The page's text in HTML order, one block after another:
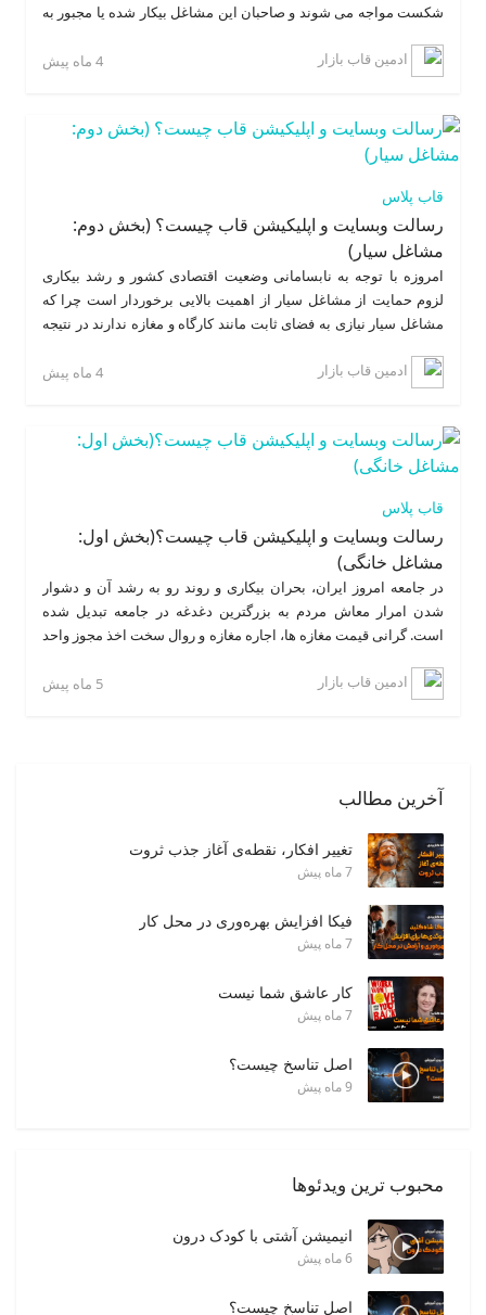
آخرین مطالب
تغییر افکار، نقطه‌ی آغاز جذب ثروت
7 ماه پیش
فیکا افزایش بهره‌وری در محل کار
7 ماه پیش
کار عاشق شما نیست
7 ماه پیش
اصل تناسخ چیست؟
محبوب ترین ویدئوها
انیمیشن آشتی با کودک درون
6 ماه پیش
اصل تناسخ چیست؟
ویژگی های منحصر به فرد سیستم اکانتینگ قاباست.
شکست مواجه می شوند و صاحبان این مشاغل بیکار شده یا مجبور به
یک واحد صنفی سبب آسیب های جبران ناپذیر به خانوارهایی میشود که
از طریق آن امرارمعاش می کردند.
ادمین قاب بازار
قاب پلاس
رسالت وبسایت و اپلیکیشن قاب چیست؟ (بخش دوم:
مشاغل سیار)
امروزه با توجه به نابسامانی وضعیت اقتصادی کشور و رشد بیکاری
لزوم حمایت از مشاغل سیار از اهمیت بالایی برخوردار است چرا که
مشاغل سیار نیازی به فضای ثابت مانند کارگاه و مغازه ندارند در نتیجه
کسب نیستند.ادمین قاب بازار
قاب پلاس
رسالت وبسایت و اپلیکیشن قاب چیست؟(بخش اول:
مشاغل خانگی)
در جامعه امروز ایران، بحران بیکاری و روند رو به رشد آن و دشوار
شدن امرار معاش مردم به بزرگترین دغدغه در جامعه تبدیل شده
است. گرانی قیمت مغازه ها، اجاره مغازه و روال سخت اخذ مجوز واحد
ادمین قاب بازار